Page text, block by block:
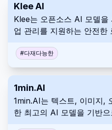
Klee AI
Klee는 오픈소스 AI 모델
업 관리를 지원하는 안전한
#다재다능한
1min.AI
1min.AI는 텍스트, 이미지,
한 최고의 AI 모델을 기반